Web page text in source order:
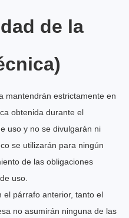
de la
mantendrán estrictamente en
obtenida durante el
uso y no se divulgarán ni
se utilizarán para ningún
de las obligaciones
uso.
el párrafo anterior, tanto el
no asumirán ninguna de las